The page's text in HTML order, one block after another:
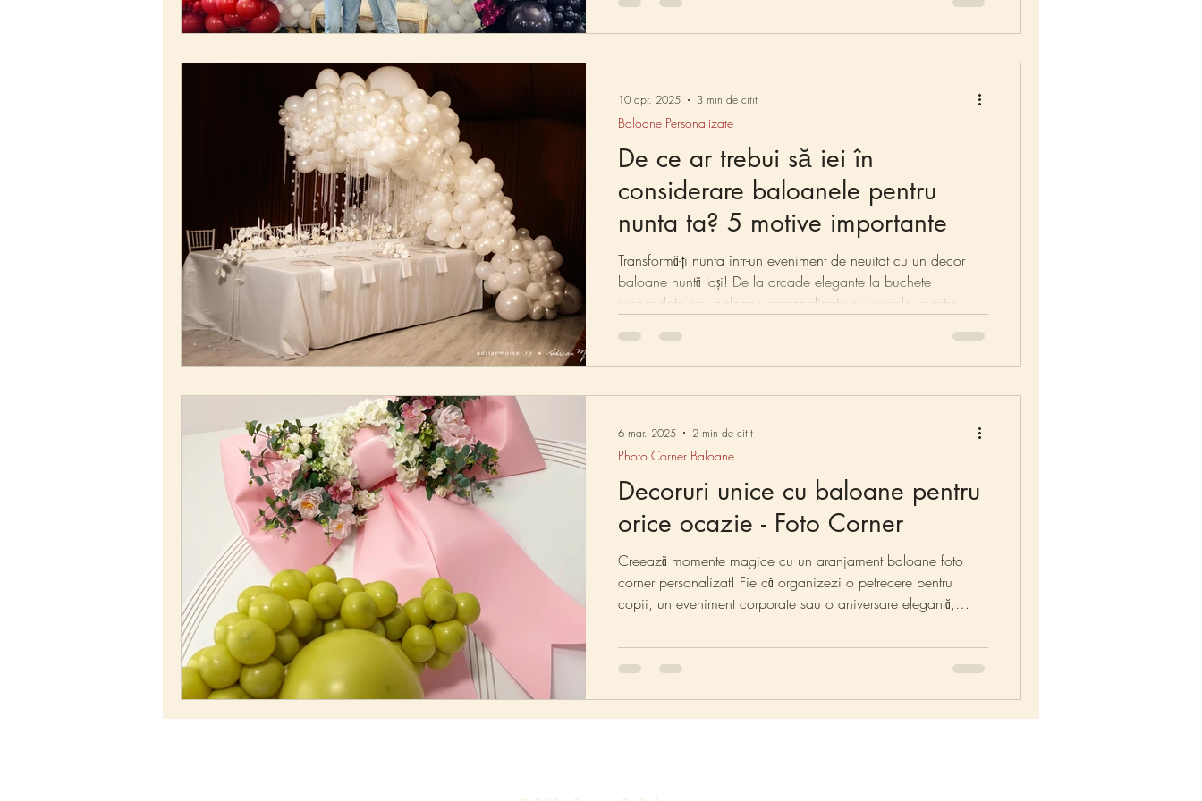
De ce ar trebui să iei în
considerare baloanele pentru
nunta ta? 5 motive importante
Transformă-ți nunta într-un eveniment de neuitat cu un decor
baloane nuntă Iași! De la arcade elegante la buchete
suspendate sau baloane personalizate cu numele voastre,
Accesibile, ușor de montat și potrivite oricărei tematici,
baloanele devin elementul surpriză care completează perfect
Baloane Personalizate
10 apr. 2025 3 min de citit
Decoruri unice cu baloane pentru
orice ocazie - Foto Corner
Creează momente magice cu un aranjament baloane foto
corner personalizat! Fie că organizezi o petrecere pentru
copii, un eveniment corporate sau o aniversare elegantă,
personalitate. De la personaje jucăușe la designuri glamour
sau branding corporate, la Poveste cu baloane transformăm
Photo Corner Baloane
6 mar. 2025 2 min de citit